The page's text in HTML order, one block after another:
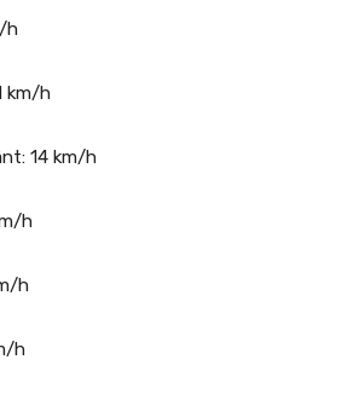
h
km/h
14 km/h
h
h
h